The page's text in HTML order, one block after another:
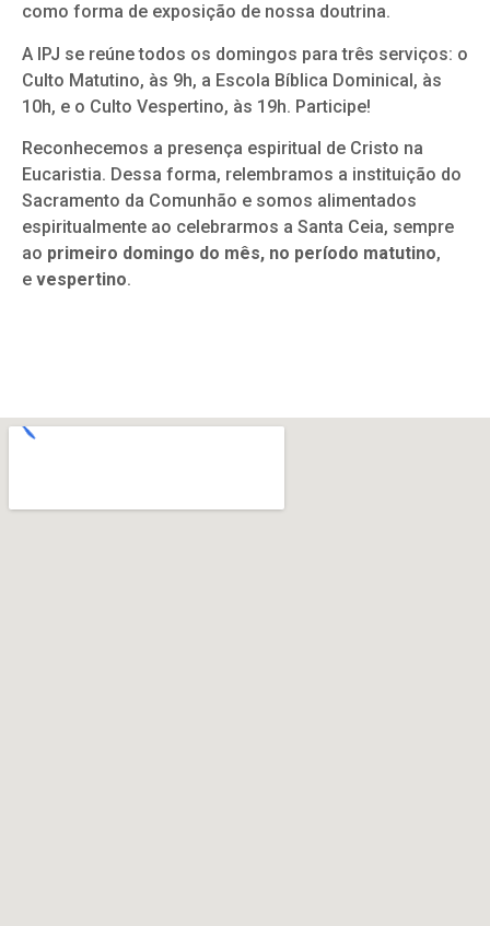
como forma de exposição de nossa doutrina.
A IPJ se reúne todos os domingos para três serviços: o
Culto Matutino, às 9h, a Escola Bíblica Dominical, às
10h, e o Culto Vespertino, às 19h. Participe!
Reconhecemos a presença espiritual de Cristo na
Eucaristia. Dessa forma, relembramos a instituição do
Sacramento da Comunhão e somos alimentados
espiritualmente ao celebrarmos a Santa Ceia, sempre
ao primeiro domingo do mês, no período matutino,
e vespertino.